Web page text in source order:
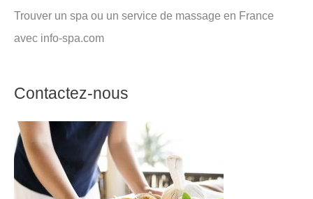
Trouver un spa ou un service de massage en France
avec info-spa.com
Contactez-nous